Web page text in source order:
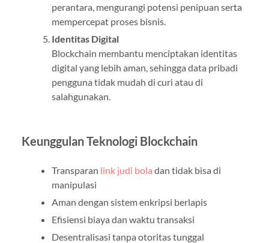
perantara, mengurangi potensi penipuan serta
mempercepat proses bisnis.
Identitas Digital
Blockchain membantu menciptakan identitas
digital yang lebih aman, sehingga data pribadi
pengguna tidak mudah di curi atau di
salahgunakan.
Keunggulan Teknologi Blockchain
Transparan link judi bola dan tidak bisa di
manipulasi
Aman dengan sistem enkripsi berlapis
Efisiensi biaya dan waktu transaksi
Desentralisasi tanpa otoritas tunggal